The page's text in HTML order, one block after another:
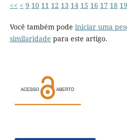
<< < 9 10 11 12 13 14 15 16 17 18 19
Você também pode iniciar uma
similaridade para este artigo.